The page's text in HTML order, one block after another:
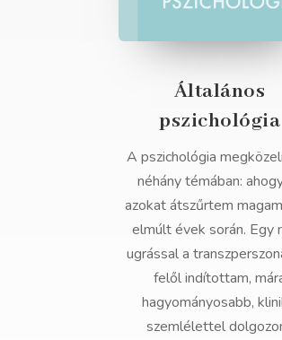
Általános
pszichológia
A pszichológia
néhány témában:
azokat átszűrtem
elmúlt évek során. Egy
ugrással a
felől indítottam,
hagyományosabb,
szemlélettel